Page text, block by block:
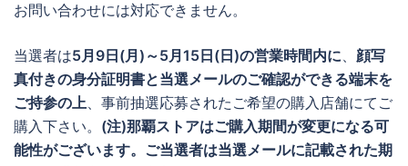
お問い合わせには対応できません。
当選者は5月9日(月)～5月15日(日)の営業時間内に、 顔写
真付きの身分証明書と当選メールのご確認ができる端末を
ご持参の上、事前抽選応募されたご希望の購入店舗にてご
購入下さい。 (注)那覇ストアはご購入期間が変更になる可
能性がございます。ご当選者は当選メールに記載された期